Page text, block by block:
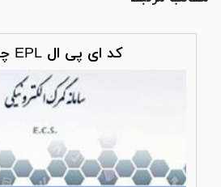
کد ای پی ال EPL چیست؟